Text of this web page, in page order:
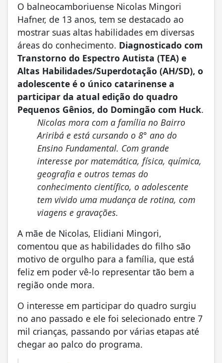
O balneocamboriuense Nicolas Mingori
Hafner, de 13 anos, tem se destacado ao
mostrar suas altas habilidades em diversas
áreas do conhecimento. Diagnosticado com
Transtorno do Espectro Autista (TEA) e
Altas Habilidades/Superdotação (AH/SD), o
adolescente é o único catarinense a
participar da atual edição do quadro
Pequenos Gênios, do Domingão com Huck.
Nicolas mora com a família no Bairro
Ariribá e está cursando o 8° ano do
Ensino Fundamental. Com grande
interesse por matemática, física, química,
geografia e outros temas do
conhecimento científico, o adolescente
tem vivido uma mudança de rotina, com
viagens e gravações.
A mãe de Nicolas, Elidiani Mingori,
comentou que as habilidades do filho são
motivo de orgulho para a família, que está
feliz em poder vê-lo representar tão bem a
região onde mora.
O interesse em participar do quadro surgiu
no ano passado e ele foi selecionado entre 7
mil crianças, passando por várias etapas até
chegar ao palco do programa.